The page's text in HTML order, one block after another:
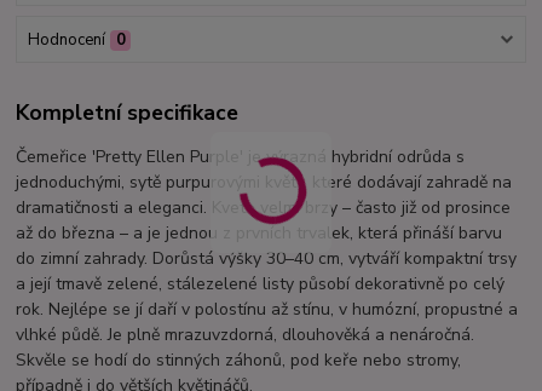
Hodnocení 0
Kompletní specifikace
Čemeřice 'Pretty Ellen Purple' je výrazná hybridní odrůda s
jednoduchými, sytě purpurovými květy, které dodávají zahradě na
dramatičnosti a eleganci. Kvete velmi brzy – často již od prosince
až do března – a je jednou z prvních trvalek, která přináší barvu
do zimní zahrady. Dorůstá výšky 30–40 cm, vytváří kompaktní trsy
a její tmavě zelené, stálezelené listy působí dekorativně po celý
rok. Nejlépe se jí daří v polostínu až stínu, v humózní, propustné a
vlhké půdě. Je plně mrazuvzdorná, dlouhověká a nenáročná.
Skvěle se hodí do stinných záhonů, pod keře nebo stromy,
případně i do větších květináčů.